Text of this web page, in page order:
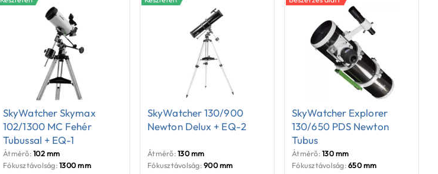
SkyWatcher Skymax
102/1300 MC Fehér
Tubussal + EQ-1
Átmérő: 102 mm
Fókusztávolság: 1300 mm
SkyWatcher 130/900
Newton Delux + EQ-2
Átmérő: 130 mm
Fókusztávolság: 900 mm
SkyWatcher Explorer
130/650 PDS Newton
Tubus
Átmérő: 130 mm
Fókusztávolság: 650 mm